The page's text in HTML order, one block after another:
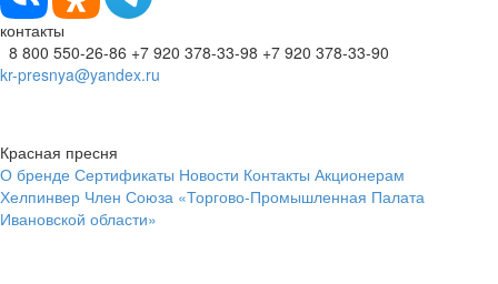
контакты
8 800 550-26-86 +7 920 378-33-98 +7 920 378-33-90
kr-presnya@yandex.ru
Красная пресня
О бренде Сертификаты Новости Контакты Акционерам
Хелпинвер Член Союза «Торгово-Промышленная Палата
Ивановской области»